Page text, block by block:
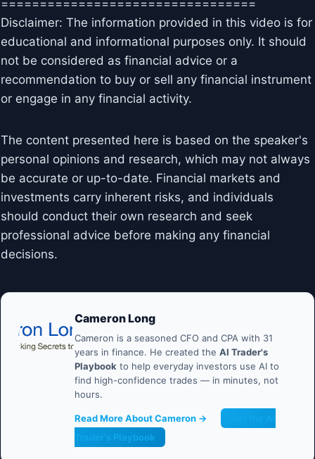
=================================
Disclaimer: The information provided in this video is for
educational and informational purposes only. It should
not be considered as financial advice or a
recommendation to buy or sell any financial instrument
or engage in any financial activity.
The content presented here is based on the speaker's
personal opinions and research, which may not always
be accurate or up-to-date. Financial markets and
investments carry inherent risks, and individuals
should conduct their own research and seek
professional advice before making any financial
decisions.
Cameron Long
Cameron is a seasoned CFO and CPA with 31
years in finance. He created the AI Trader's
Playbook to help everyday investors use AI to
find high-confidence trades — in minutes, not
hours.
Read More About Cameron →
Trader's Playbook